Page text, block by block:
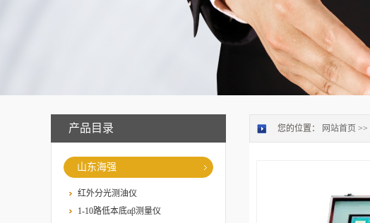
产品目录
山东海强
红外分光测油仪
1-10路低本底αβ测量仪
您的位置： 网站首页 >>